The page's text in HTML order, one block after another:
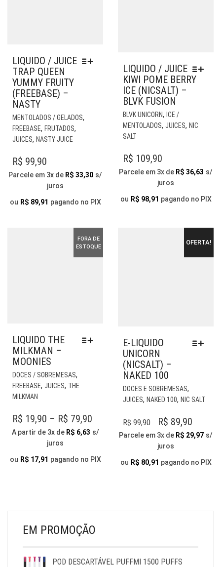
LIQUIDO / JUICE
TRAP QUEEN
YUMMY FRUITY
(FREEBASE) –
NASTY
MENTOLADOS / GELADOS,
FREEBASE, FRUTADOS,
JUICES, NASTY JUICE
PRODUTO
VARIANTES.
OPÇÕES
SER
DO
PRODUTO
R$ 99,90
Parcele em 3x de R$ 33,30 s/
juros
ou R$ 89,91 pagando no PIX
LIQUIDO / JUICE
KIWI POME BERRY
ICE (NICSALT) –
BLVK FUSION
BLVK UNICORN, ICE /
MENTOLADOS, JUICES, NIC
SALT
SER
DO
R$ 109,90
Parcele em 3x de R$ 36,63 s/
juros
ou R$ 98,91 pagando no PIX
FORA DE
ESTOQUE
LIQUIDO THE
MILKMAN –
MOONIES
DOCES / SOBREMESAS,
FREEBASE, JUICES, THE
MILKMAN
OPÇÕES
SER
R$ 19,90 – R$ 79,90
RANGE:
THROUGH
A partir de 3x de R$ 6,63 s/
juros
ou R$ 17,91 pagando no PIX
OFERTA!
E-LIQUIDO
UNICORN
(NICSALT) –
NAKED 100
DOCES E SOBREMESAS,
JUICES, NAKED 100, NIC SALT
AS
R$99,90
O
PREÇO
ORIGINAL
ERA:
R$ 89,90
PREÇO
É:
Parcele em 3x de R$ 29,97 s/
juros
ou R$ 80,91 pagando no PIX
EM PROMOÇÃO
POD DESCARTÁVEL PUFFMI 1500 PUFFS